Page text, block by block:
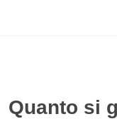
Quanto si